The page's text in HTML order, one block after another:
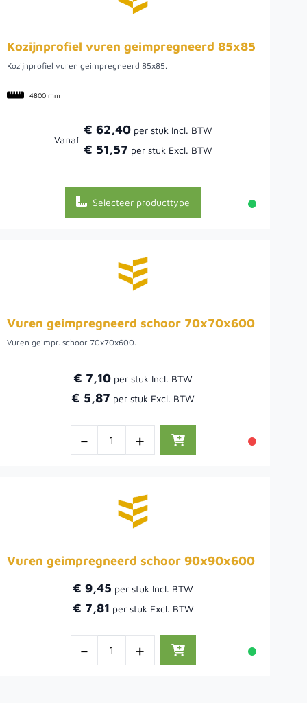
Kozijnprofiel vuren geimpregneerd 85x85
Kozijnprofiel vuren geimpregneerd 85x85.
4800 mm
Vanaf
€ 62,40
€ 51,57
Selecteer producttype
Vuren geimpregneerd schoor 70x70x600
Vuren geimpr. schoor 70x70x600.
€ 7,10
€ 5,87
- +
Vuren geimpregneerd schoor 90x90x600
€ 9,45
€ 7,81
- +